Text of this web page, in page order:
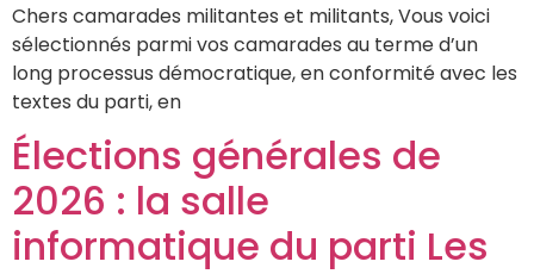
Chers camarades militantes et militants, Vous voici
sélectionnés parmi vos camarades au terme d’un
long processus démocratique, en conformité avec les
textes du parti, en
Élections générales de
2026 : la salle
informatique du parti Les